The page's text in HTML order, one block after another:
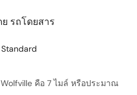
รถโดยสาร
คือ 7 ไมล์ หรือประมาณ